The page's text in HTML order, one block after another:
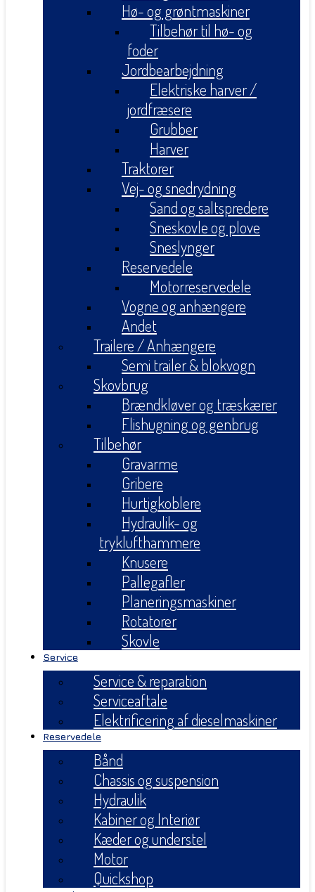
Hø- og grøntmaskiner
Tilbehør til hø- og
foder
Jordbearbejdning
Elektriske harver /
jordfræsere
Grubber
Harver
Traktorer
Vej- og snedrydning
Sand og saltspredere
Sneskovle og plove
Sneslynger
Reservedele
Motorreservedele
Vogne og anhængere
Andet
Trailere / Anhængere
Semi trailer & blokvogn
Skovbrug
Brændkløver og træskærer
Flishugning og genbrug
Tilbehør
Gravarme
Gribere
Hurtigkoblere
Hydraulik- og
tryklufthammere
Knusere
Pallegafler
Planeringsmaskiner
Rotatorer
Skovle
Service
Service & reparation
Serviceaftale
Elektrificering af dieselmaskiner
Reservedele
Bånd
Chassis og suspension
Hydraulik
Kabiner og Interiør
Kæder og understel
Motor
Quickshop